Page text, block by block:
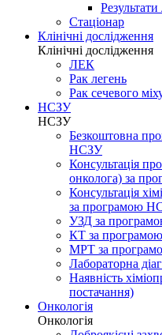
Стаціонар
Клінічні дослідження
Клінічні дослідження
ЛЕК
Рак легень
Рак сечевого
НСЗУ
НСЗУ
Безкоштовна
НСЗУ
Консультація
онколога) за
Консультація
за програмою
УЗД за
КТ за
МРТ за
Лабораторна
Наявність
постачання)
Онкологія
Онкологія